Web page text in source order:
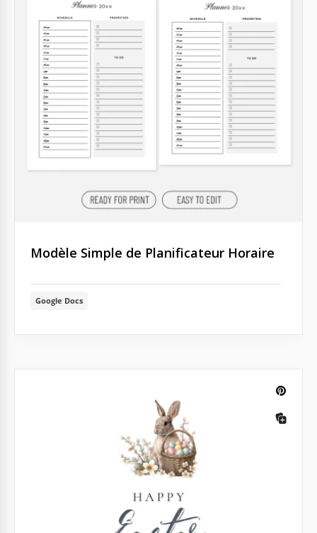
Modèle Simple de Planificateur Horaire
Google Docs